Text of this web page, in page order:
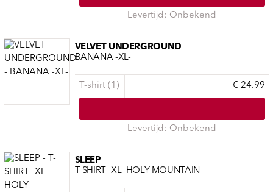
Levertijd: Onbekend
VELVET UNDERGROUND
BANANA -XL-
T-shirt (1) € 24.99
Levertijd: Onbekend
SLEEP
T-SHIRT -XL- HOLY MOUNTAIN